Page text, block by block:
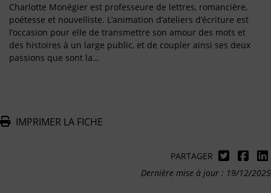
Charlotte Monégier est professeure de lettres, romancière,
poétesse et nouvelliste. L’animation d’ateliers d’écriture est
l’occasion pour elle de transmettre son amour des mots et
des histoires à un large public, et de coupler ainsi ses deux
passions que sont la…
IMPRIMER LA FICHE
PARTAGER
Dernière mise à jour : 19/12/2025